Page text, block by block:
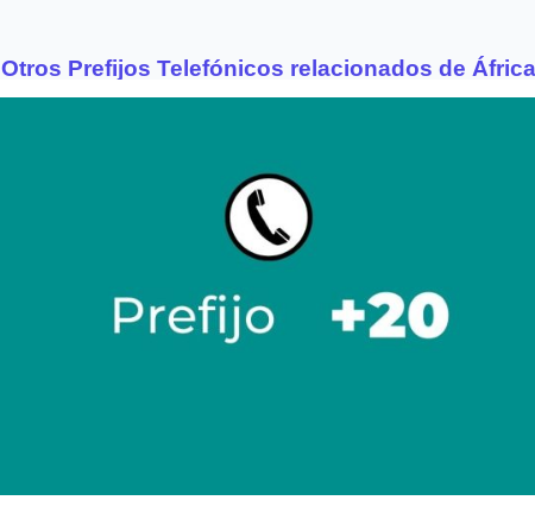
Otros Prefijos Telefónicos relacionados de África